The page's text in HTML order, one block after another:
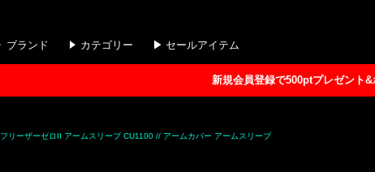
ブランド カテゴリー セールアイテム
新規会員登録で500ptプレゼント
フリーザーゼロII アームスリーブ CU1100 // アームカバー アームスリーブ